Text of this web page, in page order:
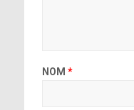
NOM *